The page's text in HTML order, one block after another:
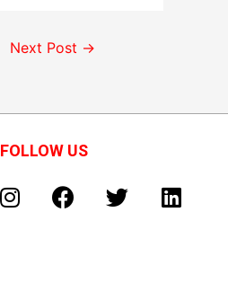
Next Post →
FOLLOW US